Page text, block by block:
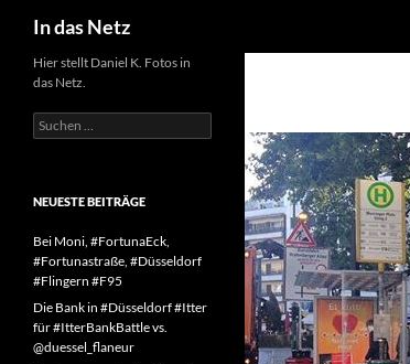
Inhalt
springen
In das Netz
Hier stellt Daniel K. Fotos in
das Netz.
Suchen
nach:
NEUESTE BEITRÄGE
Bei Moni, #FortunaEck,
#Fortunastraße, #Düsseldorf
#Flingern #F95
Die Bank in #Düsseldorf #Itter
für #ItterBankBattle vs.
@duessel_flaneur